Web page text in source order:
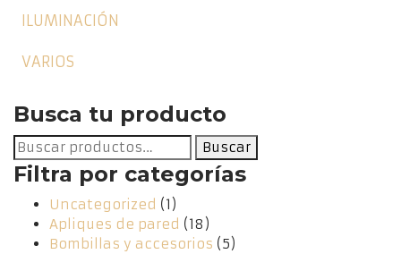
ILUMINACIÓN
VARIOS
Busca tu producto
Buscar
por:
Buscar
Filtra por categorías
Uncategorized (1)
Apliques de pared (18)
Bombillas y accesorios (5)